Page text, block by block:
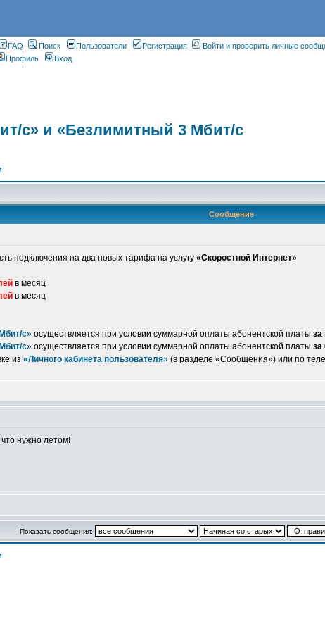
FAQ Поиск Пользователи Регистрация
Войти и проверить личные
Профиль Вход
с» и «Безлимитный 3 Мбит/с
Сообщение
подключения на два новых тарифа на услугу «Скоростной Интернет»
в месяц
в месяц
с» осуществляется при условии суммарной оплаты абонентской платы за
с» осуществляется при условии суммарной оплаты абонентской платы за
из «Личного кабинета пользователя» (в разделе «Сообщения») или по
нужно летом!
Показать сообщения: